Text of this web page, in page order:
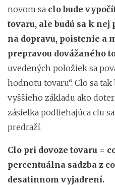
novom sa clo bude
tovaru, ale budú sa k
na dopravu, poistenie a
prepravou dovážaného
uvedených položiek sa
hodnotu tovaru“. Clo sa
vyššieho základu ako
zásielka podliehajúca clu
predraží.
Clo pri dovoze tovaru =
percentuálna sadzba z
desatinnom vyjadrení.